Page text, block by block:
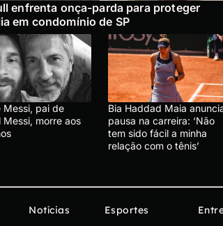
enfrenta onça-parda para proteger
em condomínio de SP
Messi, pai de
Messi, morre aos
Bia Haddad Maia
pausa na carreira: ‘Não
tem sido fácil a minha
relação com o tênis’
Notícias
Esportes